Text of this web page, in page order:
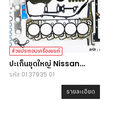
ส่วนประกอบเครื่องยนต์
ปะเก็นชุดใหญ่ Nissan
Teana 2.0 (J32)
รหัส 01 37935 01
รายละเอียด